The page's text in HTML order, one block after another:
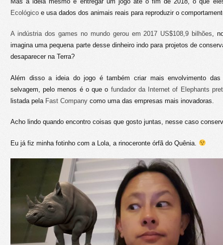
Ecológico e usa dados dos animais reais para reproduzir o
A indústria dos games no mundo gerou em 2017 US$108,9 bilhões,
imagina uma pequena parte desse dinheiro indo para projetos de
desaparecer na Terra?
Além disso a ideia do jogo é também criar mais envolvimento
selvagem, pelo menos é o que o fundador da Internet of Elephants
listada pela Fast Company como uma das empresas mais inovadoras.
Acho lindo quando encontro coisas que gosto juntas, nesse caso
Eu já fiz minha fotinho com a Lola, a rinoceronte órfã do Quênia.